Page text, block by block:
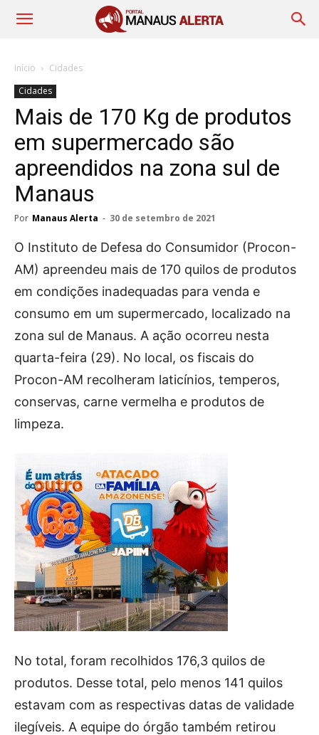
Início
Cidades
Cidades
Mais de 170 Kg de produtos
em supermercado são
apreendidos na zona sul de
Manaus
Por Manaus Alerta - 30 de setembro de 2021
O Instituto de Defesa do Consumidor (Procon-
AM) apreendeu mais de 170 quilos de produtos
em condições inadequadas para venda e
consumo em um supermercado, localizado na
zona sul de Manaus. A ação ocorreu nesta
quarta-feira (29). No local, os fiscais do
Procon-AM recolheram laticínios, temperos,
conservas, carne vermelha e produtos de
limpeza.
No total, foram recolhidos 176,3 quilos de
produtos. Desse total, pelo menos 141 quilos
estavam com as respectivas datas de validade
ilegíveis. A equipe do órgão também retirou